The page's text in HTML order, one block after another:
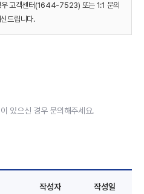
우 고객센터(1644-7523) 또는 1:1 문의
드립니다.
있으신 경우 문의해주세요.
작성자 작성일